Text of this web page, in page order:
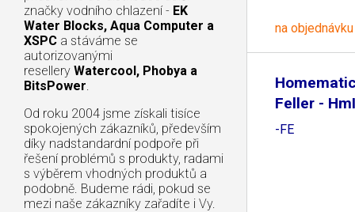
značky vodního chlazení - EK
Water Blocks, Aqua Computer a
XSPC a stáváme se
autorizovanými
resellery Watercool, Phobya a
BitsPower.
Od roku 2004 jsme získali tisíce
spokojených zákazníků, především
díky nadstandardní podpoře při
řešení problémů s produkty, radami
s výběrem vhodných produktů a
podobně. Budeme rádi, pokud se
mezi naše zákazníky zařadíte i Vy.
na objednávku
Feller -
-FE